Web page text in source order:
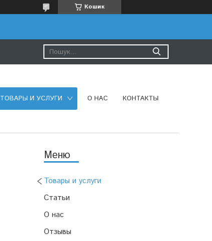
Кошик
ТОВАРЫ И УСЛУГИ О НАС КОНТАКТЫ
Товары и услуги
Статьи
О нас
Отзывы